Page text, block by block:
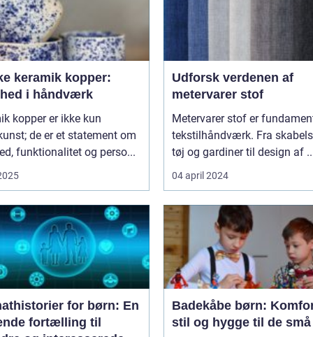
keramik kopper:
i håndværk
kopper er ikke kun
de er et statement om
funktionalitet og perso...
Udforsk verdenen af
metervarer stof
Metervarer stof er
tekstilhåndværk. Fra
tøj og gardiner til design af
04 april 2024
for børn: En
fortælling til
Badekåbe børn:
stil og hygge til de små